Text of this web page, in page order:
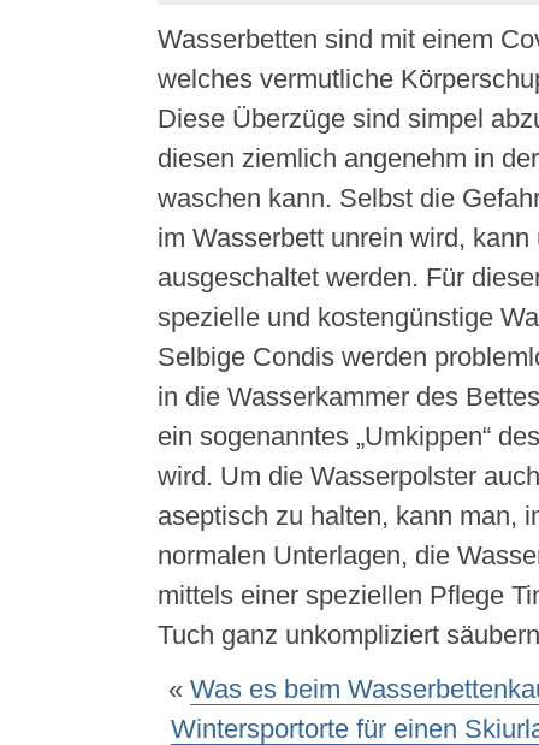
Wasserbetten sind mit einem
welches vermutliche
Diese Überzüge sind simpel
diesen ziemlich angenehm in
waschen kann. Selbst die
im Wasserbett unrein wird,
ausgeschaltet werden. Für
spezielle und kostengünstige
Selbige Condis werden
in die Wasserkammer des
ein sogenanntes „Umkippen“
wird. Um die Wasserpolster
aseptisch zu halten, kann man,
normalen Unterlagen, die
mittels einer speziellen Pflege
Tuch ganz unkompliziert
« Was es beim
Wintersportorte für einen